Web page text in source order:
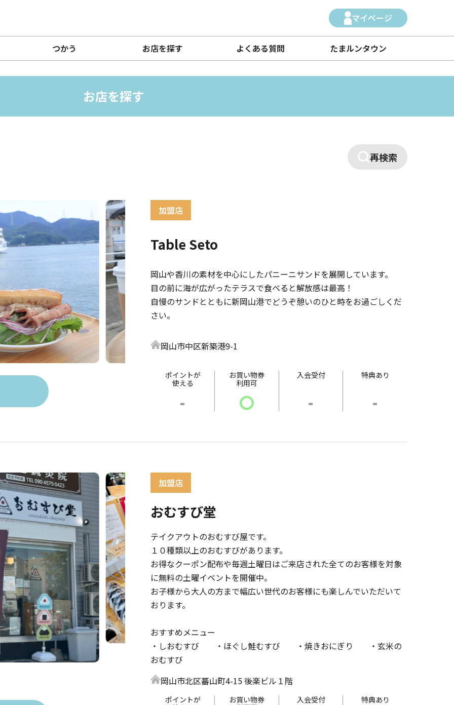
マイページ
つかう お店を探す よくある質問 たまルンタウン
お店を探す
再検索
Table Seto
岡山や香川の素材を中心にしたパニーニサンドを展開しています。
目の前に海が広がったテラスで食べると解放感は最高！
自慢のサンドとともに新岡山港でどうぞ憩いのひと時をお過ごしくだ
さい。
岡山市中区新築港9-1
ポイントが
使える
-
お買い物券
利用可
〇
入会受付
-
特典あり
-
おむすび堂
テイクアウトのおむすび屋です。
１０種類以上のおむすびがあります。
お得なクーポン配布や毎週土曜日はご来店された全てのお客様を対象
に無料の土曜イベントを開催中。
お子様から大人の方まで幅広い世代のお客様にも楽しんでいただいて
おります。
おすすめメニュー
・しおむすび ・ほぐし鮭むすび ・焼きおにぎり ・玄米の
おむすび
岡山市北区蕃山町4-15 後楽ビル１階
ポイントが
お買い物券
入会受付 特典あり